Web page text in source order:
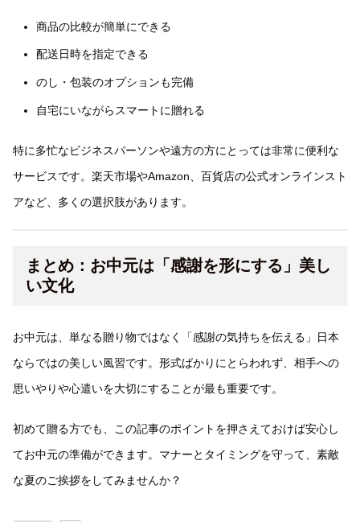
商品の比較が簡単にできる
配送日時を指定できる
のし・包装のオプションも完備
自宅にいながらスマートに贈れる
特に多忙なビジネスパーソンや遠方の方にとっては非常に便利な
サービスです。楽天市場やAmazon、百貨店の公式オンラインスト
アなど、多くの選択肢があります。
まとめ：お中元は「感謝を形にする」美し
い文化
お中元は、単なる贈り物ではなく「感謝の気持ちを伝える」日本
ならではの美しい風習です。形式ばかりにとらわれず、相手への
思いやりや心遣いを大切にすることが最も重要です。
初めて贈る方でも、この記事のポイントを押さえておけば安心し
てお中元の準備ができます。マナーとタイミングを守って、素敵
な夏のご挨拶をしてみませんか？